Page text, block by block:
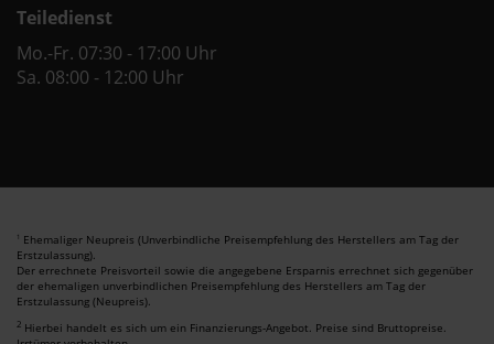
Teiledienst
Mo.-Fr. 07:30 - 17:00 Uhr
Sa. 08:00 - 12:00 Uhr
1 Ehemaliger Neupreis (Unverbindliche Preisempfehlung des Herstellers am Tag der
Erstzulassung).
Der errechnete Preisvorteil sowie die angegebene Ersparnis errechnet sich gegenüber
der ehemaligen unverbindlichen Preisempfehlung des Herstellers am Tag der
Erstzulassung (Neupreis).
2 Hierbei handelt es sich um ein Finanzierungs-Angebot. Preise sind Bruttopreise.